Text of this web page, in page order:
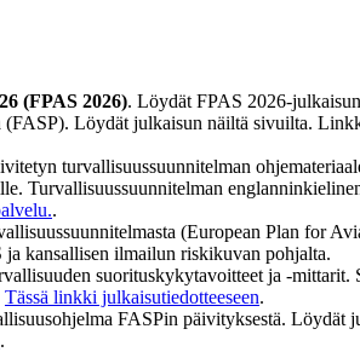
(FPAS 2026). Löydät FPAS 2026-julkaisun
Löydät julkaisun näiltä sivuilta.
turvallisuussuunnitelman
Turvallisuussuunnitelman
.
(European Plan for
kansallisen ilmailun riskikuvan pohjalta.
suorituskykytavoitteet ja -
Tässä linkki julkaisutiedotteeseen.
FASPin päivityksestä.
.